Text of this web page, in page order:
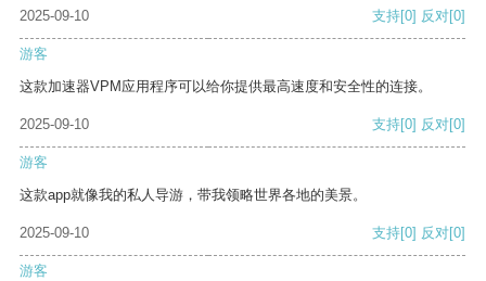
2025-09-10 支持[0] 反对[0]
游客
这款加速器VPM应用程序可以给你提供最高速度和安全性的连接。
2025-09-10 支持[0] 反对[0]
游客
这款app就像我的私人导游，带我领略世界各地的美景。
2025-09-10 支持[0] 反对[0]
游客